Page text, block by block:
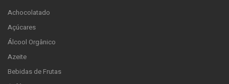
Achocolatado
Açúcares
Álcool Orgânico
Azeite
Bebidas de Frutas